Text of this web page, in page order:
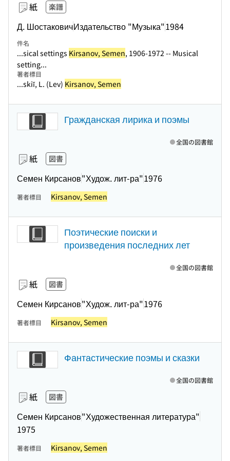
紙 楽譜
Д. ШостаковичИздательство "Музыка"1984
件名
...sical settings Kirsanov, Semen, 1906-1972 -- Musical
setting...
著者標目
...skiĭ, L. (Lev) Kirsanov, Semen
Гражданская лирика и поэмы
紙 図書
Семен Кирсанов"Худож. лит-ра"1976
全国の図書館
著者標目 Kirsanov, Semen
Поэтические поиски и
произведения последних лет
紙 図書
Семен Кирсанов"Худож. лит-ра"1976
全国の図書館
著者標目 Kirsanov, Semen
Фантастические поэмы и сказки
紙 図書
Семен Кирсанов"Художественная литература"
1975
全国の図書館
著者標目 Kirsanov, Semen